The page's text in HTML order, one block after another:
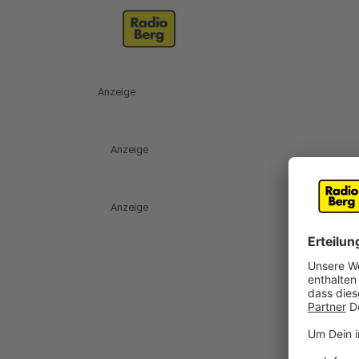
Anzeige
Anzeige
Anzeige